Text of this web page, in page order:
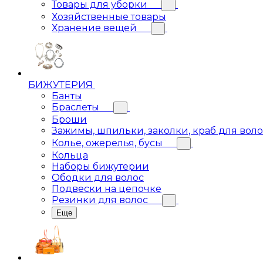
Товары для уборки
Хозяйственные товары
Хранение вещей
БИЖУТЕРИЯ
Банты
Браслеты
Броши
Зажимы, шпильки, заколки, краб для
Колье, ожерелья, бусы
Кольца
Наборы бижутерии
Ободки для волос
Подвески на цепочке
Резинки для волос
Еще